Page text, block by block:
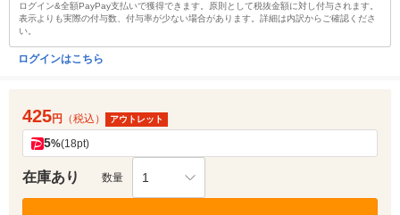
ログイン&全額PayPay支払いで獲得できます。原則として税抜金額に対し付与されます。
表示よりも実際の付与数、付与率が少ない場合があります。詳細は内訳からご確認くださ
い。
ログインはこちら
425円 （税込） アウトレット
5%(18pt)
在庫あり 数量 1